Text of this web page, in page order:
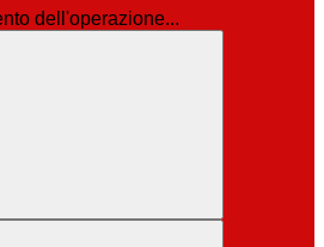
dell'operazione...